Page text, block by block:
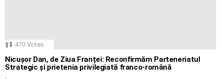
470 Votes
Nicușor Dan, de Ziua Franței: Reconfirmăm Parteneriatul
Strategic și prietenia privilegiată franco-română